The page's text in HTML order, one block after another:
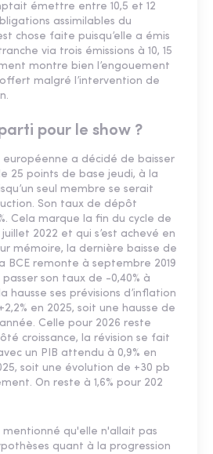
émettre entre 10,5 et 12
assimilables du
chose faite puisqu’elle a émis
via trois émissions à 10, 15
montre bien l’engouement
malgré l’intervention de
pour le show ?
européenne a décidé de baisser
25 points de base jeudi, à la
seul membre se serait
Son taux de dépôt
Cela marque la fin du cycle de
2022 et qui s’est achevé en
mémoire, la dernière baisse de
BCE remonte à septembre 2019
son taux de -0,40% à
hausse ses prévisions d’inflation
en 2025, soit une hausse de
Celle pour 2026 reste
croissance, la révision se fait
un PIB attendu à 0,9% en
soit une évolution de +30 pb
On reste à 1,6% pour 202
mentionné qu'elle n'allait pas
quant à la progression